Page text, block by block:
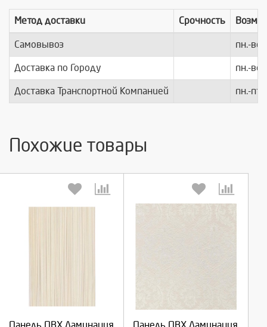
Метод доставки Срочность
Самовывоз пн.-вс.
Доставка по Городу пн.-вс.
Доставка Транспортной Компанией пн.-пт.
Похожие товары